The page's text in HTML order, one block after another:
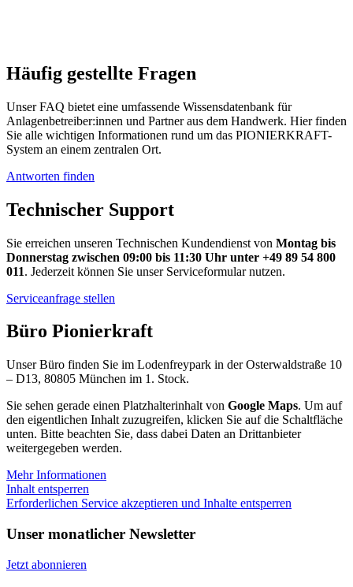
Häufig gestellte Fragen
Unser FAQ bietet eine umfassende Wissensdatenbank für
Anlagenbetreiber:innen und Partner aus dem Handwerk. Hier finden
Sie alle wichtigen Informationen rund um das PIONIERKRAFT-
System an einem zentralen Ort.
Antworten finden
Technischer Support
Sie erreichen unseren Technischen Kundendienst von Montag bis
Donnerstag zwischen 09:00 bis 11:30 Uhr unter +49 89 54 800
011. Jederzeit können Sie unser Serviceformular nutzen.
Serviceanfrage stellen
Büro Pionierkraft
Unser Büro finden Sie im Lodenfreypark in der Osterwaldstraße 10
– D13, 80805 München im 1. Stock.
Sie sehen gerade einen Platzhalterinhalt von Google Maps. Um auf
den eigentlichen Inhalt zuzugreifen, klicken Sie auf die Schaltfläche
unten. Bitte beachten Sie, dass dabei Daten an Drittanbieter
weitergegeben werden.
Mehr Informationen
Inhalt entsperren
Erforderlichen Service akzeptieren und Inhalte entsperren
Unser monatlicher Newsletter
Jetzt abonnieren